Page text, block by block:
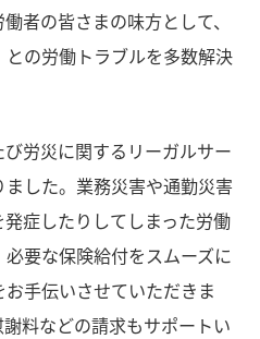
者の皆さまの味方として、
の労働トラブルを多数解決
労災に関するリーガルサー
した。業務災害や通勤災害
症したりしてしまった労働
要な保険給付をスムーズに
手伝いさせていただきま
料などの請求もサポートい